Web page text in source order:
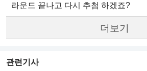
라운드 끝나고 다시 추첨 하겠죠?
더보기
관련기사